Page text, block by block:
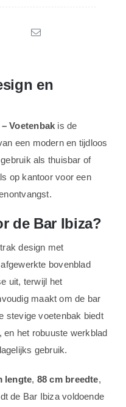
en
Voetenbak is de
een modern en tijdloos
als thuisbar of
op kantoor voor een
de Bar Ibiza?
design met
bovenblad
uit, terwijl het
maakt om de bar
stevige voetenbak biedt
het robuuste werkblad
gebruik.
lengte, 88 cm breedte,
de Bar Ibiza voldoende